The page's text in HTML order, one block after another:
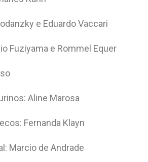
e Eduardo Vaccari
Fuziyama e Rommel Equer
Aline Marosa
Fernanda Klayn
Marcio de Andrade